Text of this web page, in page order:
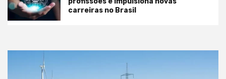
carreiras no Brasil